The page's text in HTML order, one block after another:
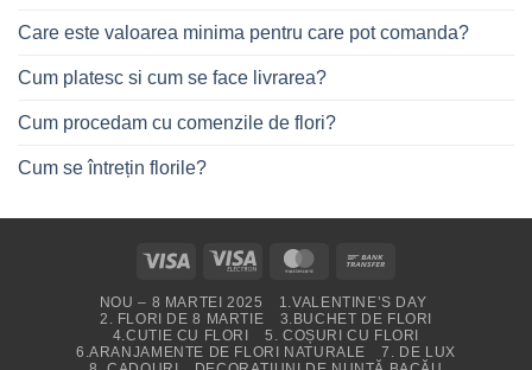
Care este valoarea minima pentru care pot comanda?
Cum platesc si cum se face livrarea?
Cum procedam cu comenzile de flori?
Cum se întrețin florile?
Visa
Visa
MasterCard
NOU – 8 MARTEI 2025
1.VALENTINE’S DAY
2. FLORI DE 8 MARTIE
3.BUCHET DE FLORI
4.CUTIE CU FLORI
5. COȘURI CU FLORI
6.ARANJAMENTE DE FLORI NATURALE
7. DE LUX